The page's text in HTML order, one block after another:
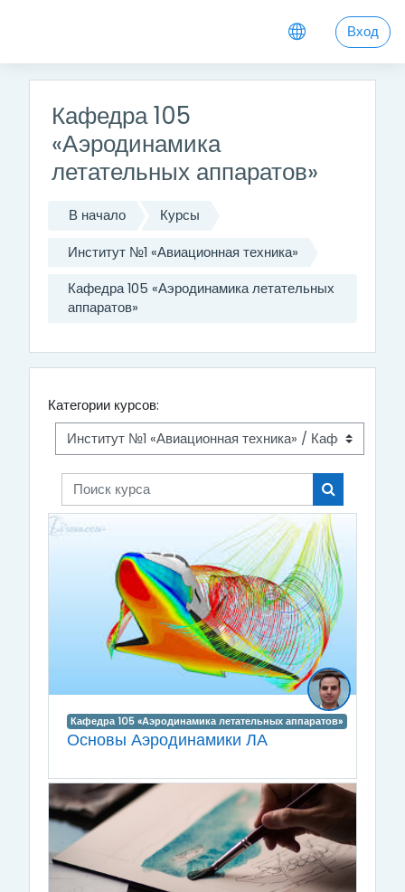
Вход
Кафедра 105
«Аэродинамика
летательных аппаратов»
В начало Курсы
Институт №1 «Авиационная техника»
Кафедра 105 «Аэродинамика летательных
аппаратов»
Категории курсов:
Поиск курса
Поиск курса
Кафедра 105 «Аэродинамика летательных аппаратов»
Основы Аэродинамики ЛА